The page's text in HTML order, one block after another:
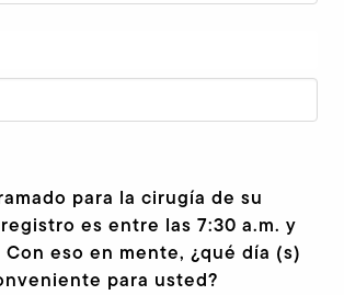
para la cirugía de su
es entre las 7:30 a.m. y
Con eso en mente, ¿qué día (s)
para usted?